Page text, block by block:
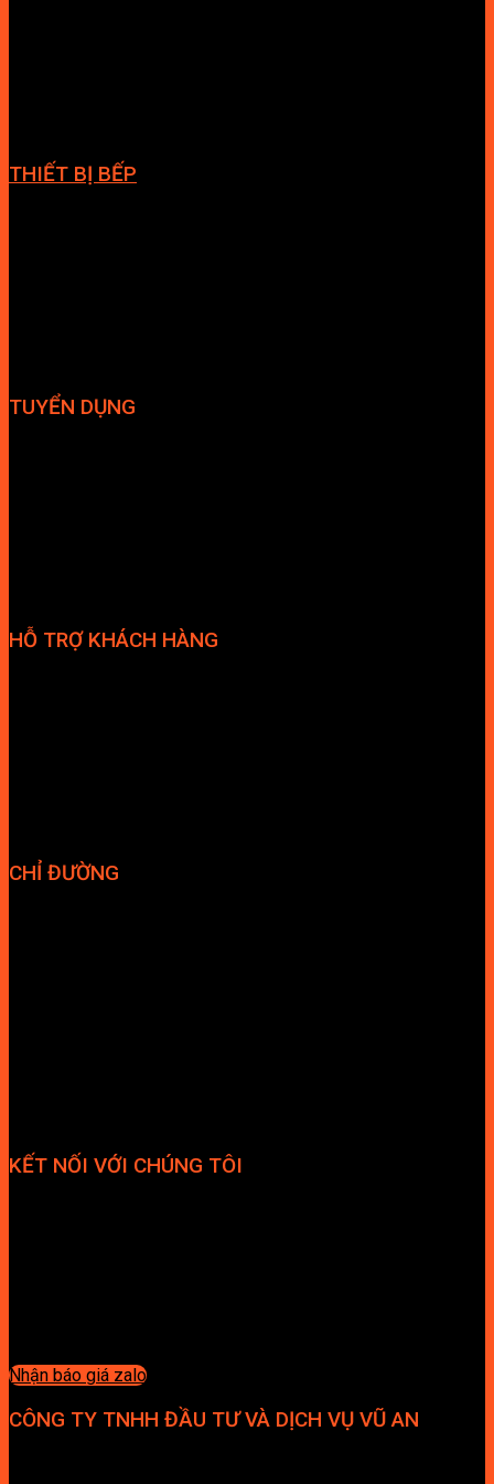
THIẾT BỊ BẾP
TUYỂN DỤNG
HỖ TRỢ KHÁCH HÀNG
CHỈ ĐƯỜNG
KẾT NỐI VỚI CHÚNG TÔI
Nhận báo giá zalo
CÔNG TY TNHH ĐẦU TƯ VÀ DỊCH VỤ VŨ AN